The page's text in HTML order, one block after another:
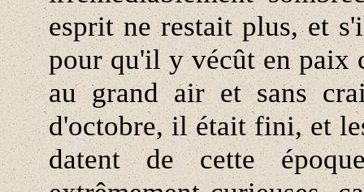
esprit ne restait plus, et
pour qu'il y vécût en paix
au grand air et sans
d'octobre, il était fini, et
datent de cette